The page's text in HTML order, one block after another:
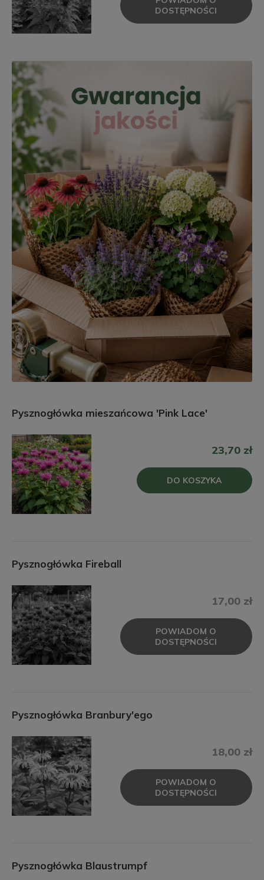
DOSTĘPNOŚCI
Pysznogłówka mieszańcowa 'Pink Lace'
23,70 zł
DO KOSZYKA
Pysznogłówka Fireball
17,00 zł
POWIADOM O
DOSTĘPNOŚCI
Pysznogłówka Branbury'ego
18,00 zł
POWIADOM O
DOSTĘPNOŚCI
Pysznogłówka Blaustrumpf